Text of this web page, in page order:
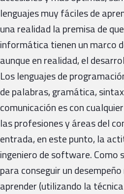
lenguajes muy fáciles de
una realidad la premisa de
informática tienen un marco
aunque en realidad, el
Los lenguajes de
de palabras, gramática,
comunicación es con
las profesiones y áreas del
entrada, en este punto, la
ingeniero de software. Como
para conseguir un
aprender (utilizando la